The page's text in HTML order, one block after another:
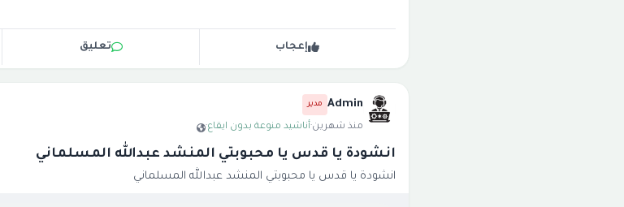
إعجاب تعليق
Admin مدير
منذ شهرين·أناشيد منوعة بدون ايقاع·
انشودة يا قدس يا محبوبتي المنشد عبدالله المسلماني
انشودة يا قدس يا محبوبتي المنشد عبدالله المسلماني